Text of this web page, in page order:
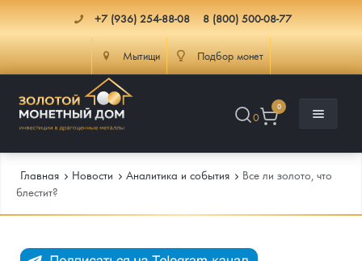
+7 (936) 254-88-08 8 (800) 500-08-77
Мытищи Подбор монет
0
0
Главная Новости Аналитика и события
Все ли золото, что
блестит?